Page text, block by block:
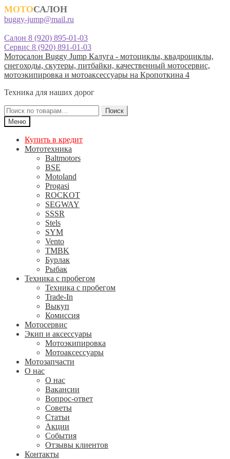
МОТОСАЛОН
buggy-jump@mail.ru
Салон 8 (920) 895-01-03
Сервис 8 (920) 891-01-03
Перейти
к
навигации
Перейти
к
содержимому
Мотосалон Buggy Jump Калуга - мотоциклы, квадроциклы,
снегоходы, скутеры, питбайки, качественный мотосервис,
мотоэкипировка и мотоаксессуары на Кропоткина 4
Техника для наших дорог
Искать:
Поиск
Меню
Купить в кредит
Мототехника
Baltmotors
BSE
Motoland
Progasi
ROCKOT
SEGWAY
SSSR
Stels
SYM
Vento
TMBK
Бурлак
Рыбак
Техника с пробегом
Техника с пробегом
Trade-In
Выкуп
Комиссия
Мотосервис
Экип и аксессуары
Мотоэкипировка
Мотоаксессуары
Мотозапчасти
О нас
О нас
Вакансии
Вопрос-ответ
Советы
Статьи
Акции
События
Отзывы клиентов
Контакты